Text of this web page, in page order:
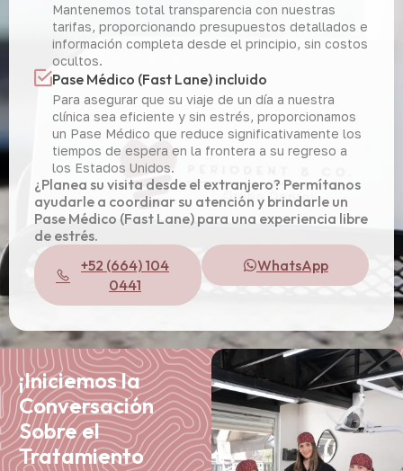
Mantenemos total transparencia con nuestras
tarifas, proporcionando presupuestos detallados e
información completa desde el principio, sin costos
ocultos.
Pase Médico (Fast Lane) incluido
Para asegurar que su viaje de un día a nuestra
clínica sea eficiente y sin estrés, proporcionamos
un Pase Médico que reduce significativamente los
tiempos de espera en la frontera a su regreso a
los Estados Unidos.
¿Planea su visita desde el extranjero? Permítanos
ayudarle a coordinar su atención y brindarle un
Pase Médico (Fast Lane) para una experiencia libre
de estrés.
+52 (664) 104
0441
WhatsApp
¡Iniciemos la
Conversación
Sobre el
Tratamiento